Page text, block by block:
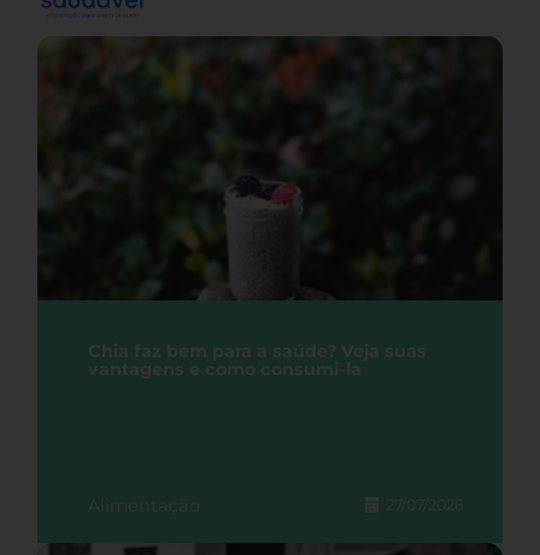
Chia faz bem para a saúde? Veja suas
vantagens e como consumi-la
Alimentação 27/07/2026